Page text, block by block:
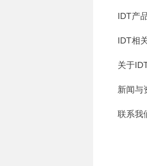
IDT产
IDT相
关于
新闻与
联系我